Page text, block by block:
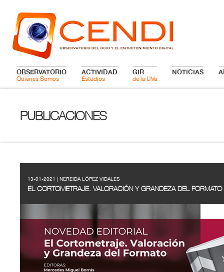
OBSERVATORIO
Quiénes Somos
ACTIVIDAD
Estudios
GIR
de la UVa
NOTICIAS
PUBLICACIONES
13-01-2021 | NEREIDA LÓPEZ VIDALES
EL CORTOMETRAJE. VALORACIÓN Y GRANDEZA DEL FORMATO